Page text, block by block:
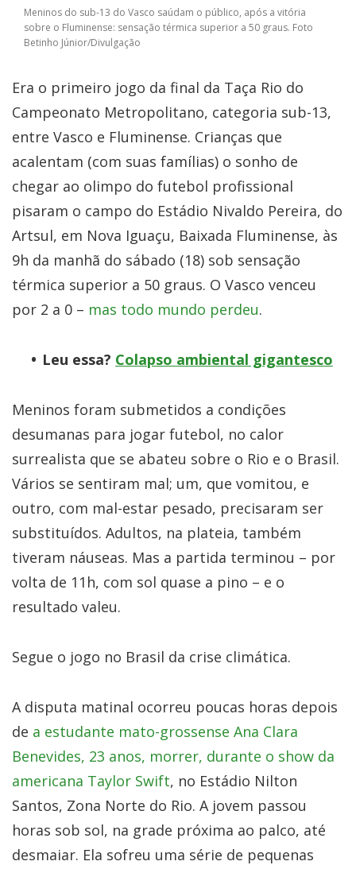
Meninos do sub-13 do Vasco saúdam o público, após a vitória
sobre o Fluminense: sensação térmica superior a 50 graus. Foto
Betinho Júnior/Divulgação
Era o primeiro jogo da final da Taça Rio do
Campeonato Metropolitano, categoria sub-13,
entre Vasco e Fluminense. Crianças que
acalentam (com suas famílias) o sonho de
chegar ao olimpo do futebol profissional
pisaram o campo do Estádio Nivaldo Pereira, do
Artsul, em Nova Iguaçu, Baixada Fluminense, às
9h da manhã do sábado (18) sob sensação
térmica superior a 50 graus. O Vasco venceu
por 2 a 0 – mas todo mundo perdeu.
Leu essa? Colapso ambiental gigantesco
Meninos foram submetidos a condições
desumanas para jogar futebol, no calor
surrealista que se abateu sobre o Rio e o Brasil.
Vários se sentiram mal; um, que vomitou, e
outro, com mal-estar pesado, precisaram ser
substituídos. Adultos, na plateia, também
tiveram náuseas. Mas a partida terminou – por
volta de 11h, com sol quase a pino – e o
resultado valeu.
Segue o jogo no Brasil da crise climática.
A disputa matinal ocorreu poucas horas depois
de a estudante mato-grossense Ana Clara
Benevides, 23 anos, morrer, durante o show da
americana Taylor Swift, no Estádio Nilton
Santos, Zona Norte do Rio. A jovem passou
horas sob sol, na grade próxima ao palco, até
desmaiar. Ela sofreu uma série de pequenas